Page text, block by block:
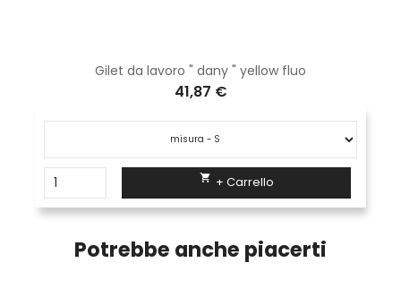
Gilet da lavoro " dany " yellow fluo
41,87 €
 + Carrello
Potrebbe anche piacerti